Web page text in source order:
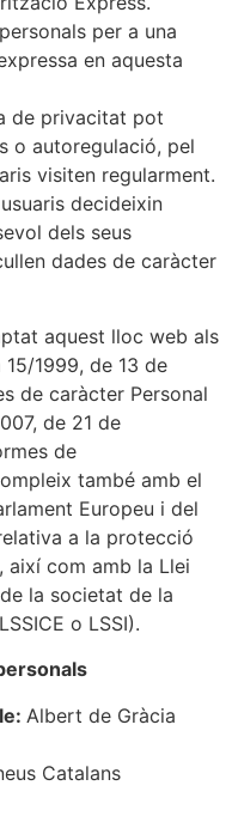
per a una
en aquesta
de privacitat pot
o autoregulació, pel
visiten regularment.
decideixin
dels seus
dades de caràcter
aquest lloc web als
1999, de 13 de
de caràcter Personal
de 21 de
de
també amb el
Europeu i del
a la protecció
així com amb la Llei
la societat de la
o LSSI).
Albert de Gràcia
Catalans